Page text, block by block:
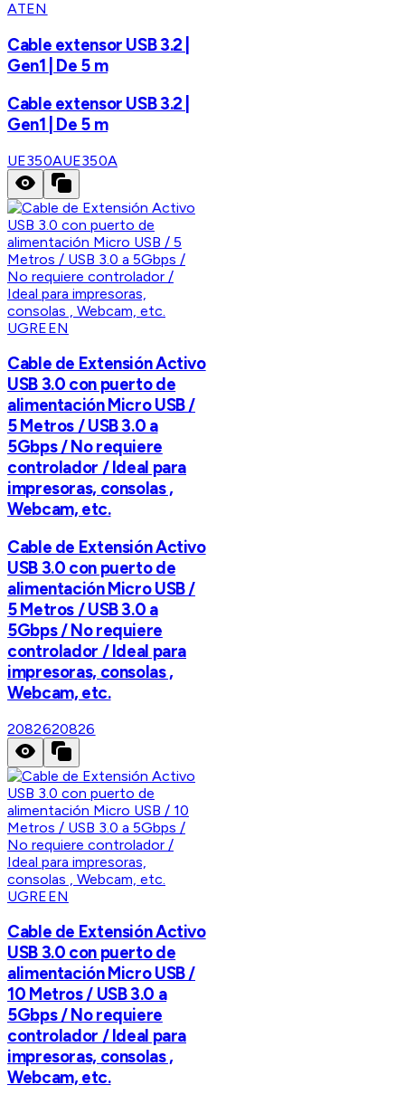
ATEN
Cable extensor USB 3.2 |
Gen1 | De 5 m
Cable extensor USB 3.2 |
Gen1 | De 5 m
UE350AUE350A
UGREEN
Cable de Extensión Activo
USB 3.0 con puerto de
alimentación Micro USB /
5 Metros / USB 3.0 a
5Gbps / No requiere
controlador / Ideal para
impresoras, consolas ,
Webcam, etc.
Cable de Extensión Activo
USB 3.0 con puerto de
alimentación Micro USB /
5 Metros / USB 3.0 a
5Gbps / No requiere
controlador / Ideal para
impresoras, consolas ,
Webcam, etc.
2082620826
UGREEN
Cable de Extensión Activo
USB 3.0 con puerto de
alimentación Micro USB /
10 Metros / USB 3.0 a
5Gbps / No requiere
controlador / Ideal para
impresoras, consolas ,
Webcam, etc.